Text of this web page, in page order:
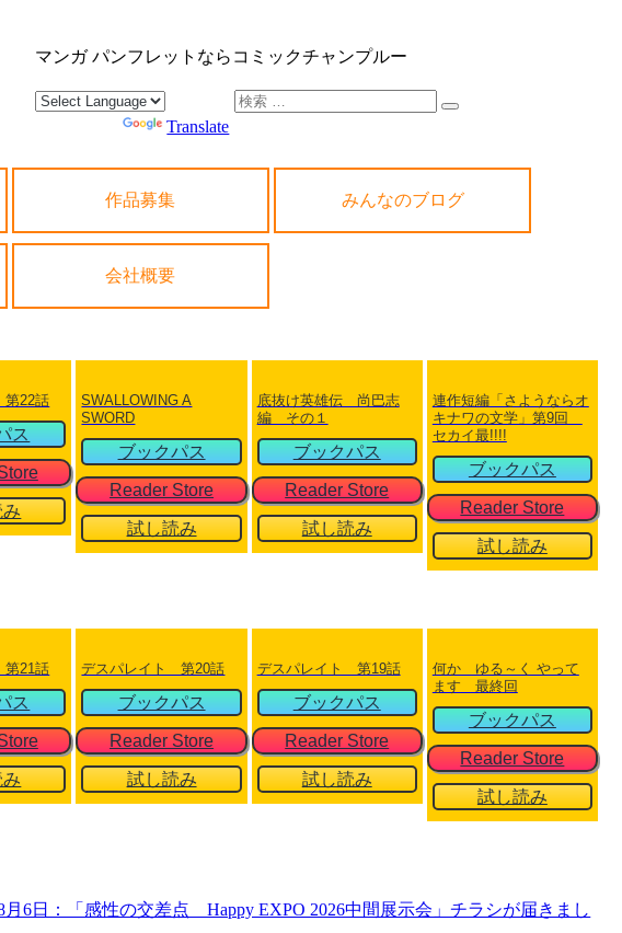
マンガ パンフレットならコミックチャンプルー
Powered by Translate
検
作品募集 みんなのブログ
会社概要
22話
ス
み
SWALLOWING A
SWORD
ブックパス
Reader Store
試し読み
底抜け英雄伝 尚巴志
編 その１
ブックパス
Reader Store
試し読み
連作短編「さようならオ
キナワの文学」第9回
セカイ最!!!!
ブックパス
Reader Store
試し読み
21話
ス
み
デスパレイト 第20話
ブックパス
Reader Store
試し読み
デスパレイト 第19話
ブックパス
Reader Store
試し読み
何か ゆる～く やって
ます 最終回
ブックパス
Reader Store
試し読み
月6日：「感性の交差点 Happy EXPO 2026中間展示会」チラシが届きまし